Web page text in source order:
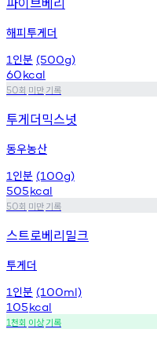
해피투게더
1 인분 (500g)
60kcal
50회 미만기록
투게더믹스넛
동우농산
1 인분 (100g)
505kcal
50회 미만기록
스트로베리밀크
투게더
1 인분 (100ml)
105kcal
1천회 이상기록